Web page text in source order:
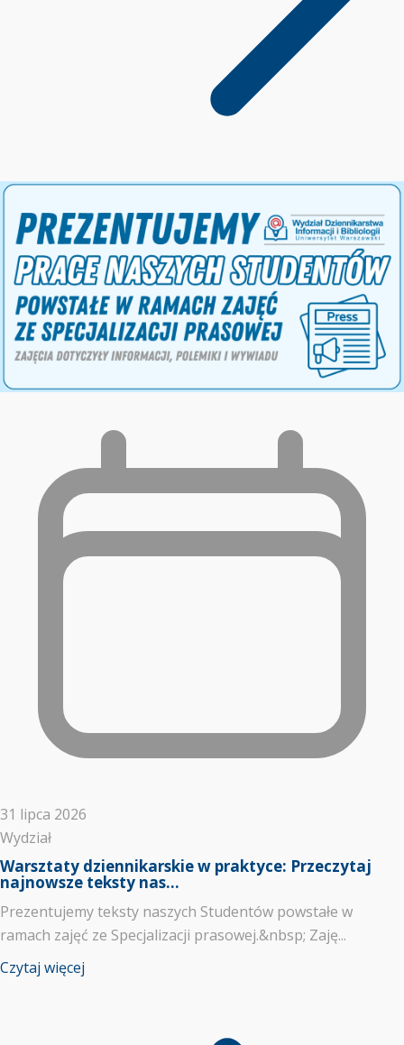
31 lipca 2026
Wydział
​Warsztaty dziennikarskie w praktyce: Przeczytaj
najnowsze teksty nas...
Prezentujemy teksty naszych Studentów powstałe w
ramach zajęć ze Specjalizacji prasowej.&nbsp; ​Zaję...
Czytaj więcej